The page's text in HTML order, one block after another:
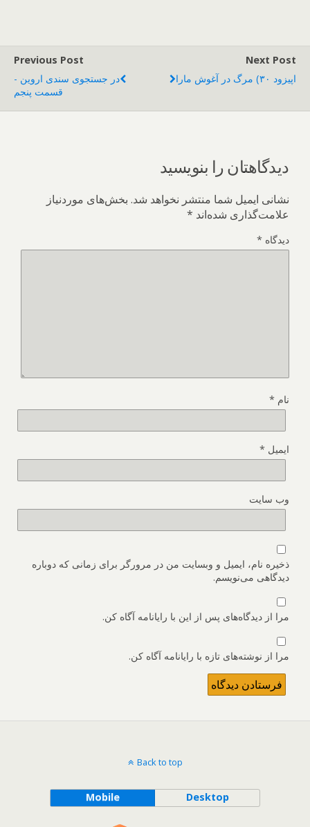
Previous Post
در جستجوی سندی اروین -
قسمت پنجم
Next Post
اپیزود ۳۰) مرگ در آغوش مارا
دیدگاهتان را بنویسید
نشانی ایمیل شما منتشر نخواهد شد. بخش‌های موردنیاز
علامت‌گذاری شده‌اند *
دیدگاه *
نام *
ایمیل *
وب‌ سایت
ذخیره نام، ایمیل و وبسایت من در مرورگر برای زمانی که دوباره
دیدگاهی می‌نویسم.
مرا از دیدگاه‌های پس از این با رایانامه آگاه کن.
مرا از نوشته‌های تازه با رایانامه آگاه کن.
Back to top
Mobile Desktop